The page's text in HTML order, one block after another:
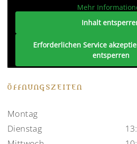
Mehr
Inhalt
Erforderlichen Service
entsperren
ÖFFNUNGSZEITEN
Montag
Dienstag